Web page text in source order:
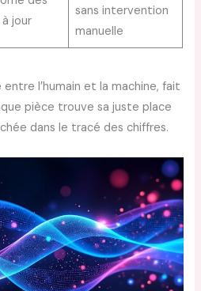
jour
sans intervention
manuelle
l’humain et la machine, fait
pièce trouve sa juste place
dans le tracé des chiffres.